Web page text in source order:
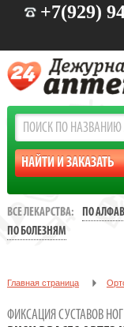
+7(929)
ВСЕ ЛЕКАРСТВА: ПО
ПО БОЛЕЗНЯМ
Главная страница
СТЕПЕНИ ФИКС,Р.4 /
ФИКСАЦИЯ СУСТАВОВ НОГ